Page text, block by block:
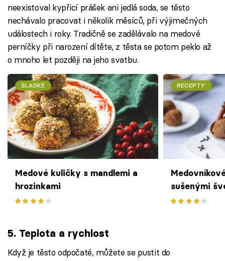
neexistoval kypřicí prášek ani jedlá soda, se těsto
nechávalo pracovat i několik měsíců, při výjimečných
událostech i roky. Tradičně se zadělávalo na medové
perníčky při narození dítěte, z těsta se potom peklo až
o mnoho let později na jeho svatbu.
SLADKÉ
Medové kuličky s mandlemi a
hrozinkami
RECEPTY
sušenými
5. Teplota a rychlost
Když je těsto odpočaté, můžete se pustit do